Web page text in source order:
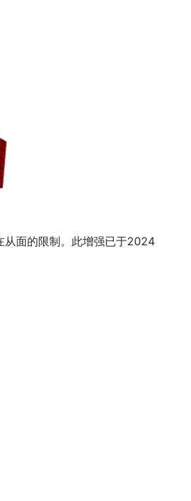
从面的限制。此增强已于2024